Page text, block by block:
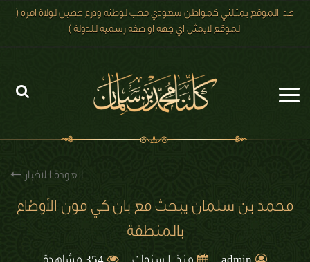
هذا الموقع يمثلني كمواطن سعودي محب لوطنه ودرع حصين لولاة امره (
الموقع لايمثل اي جهه او صفه رسميه للدولة )
رؤية 2030
العودة للاخبار
محمد بن سلمان يبحث مع بان كي مون الأوضاع
بالمنطقة